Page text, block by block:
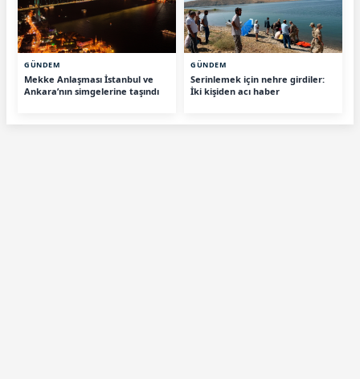
GÜNDEM
Mekke Anlaşması İstanbul ve
Ankara’nın simgelerine taşındı
GÜNDEM
Serinlemek için nehre girdiler:
İki kişiden acı haber